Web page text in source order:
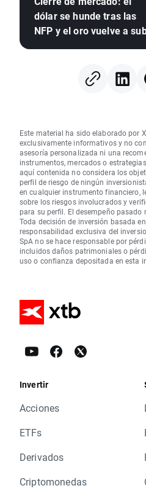
dólar se hunde tras las
NFP y el oro vuelve a
Este material ha sido elaborado por
exclusivamente informativos y no
asesoría personalizada ni una
instrumentos, mercados o
aquí contenida no considera los
perfil de riesgo de ningún
en cualquier instrumento financiero,
sobre los riesgos involucrados y
para su perfil. El desempeño
Toda decisión de inversión basada
responsabilidad exclusiva del
SpA no se hace responsable por
incluidos daños patrimoniales o
uso o confianza depositada en esta
Invertir
Acciones
ETFs
Derivados
Criptomonedas